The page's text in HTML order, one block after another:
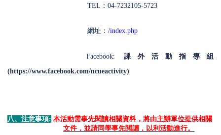
TEL：04-7232105-5723
網址：/index.php
Facebook: 課外活動指導組
(https://www.facebook.com/ncueactivity)
八、注意事項: 本活動需事先閱讀相關資料，將由主辦單位提供相關
文件，並請同學事先閱讀，以利活動進行。